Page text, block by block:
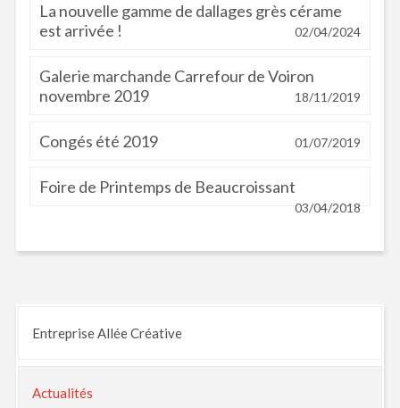
La nouvelle gamme de dallages grès cérame
est arrivée !
02/04/2024
Galerie marchande Carrefour de Voiron
novembre 2019
18/11/2019
Congés été 2019 01/07/2019
Foire de Printemps de Beaucroissant
03/04/2018
Entreprise Allée Créative
Actualités